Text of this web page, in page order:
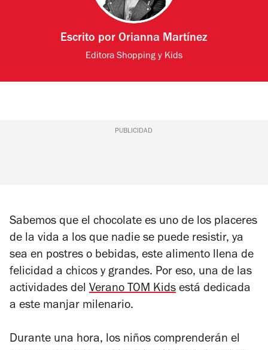
Escrito porOrianna Martínez
Editora Shopping y Kids
PUBLICIDAD
Sabemos que el chocolate es uno de los placeres
de la vida a los que nadie se puede resistir, ya
sea en postres o bebidas, este alimento llena de
felicidad a chicos y grandes. Por eso, una de las
actividades del Verano TOM Kids está dedicada
a este manjar milenario.
Durante una hora, los niños comprenderán el